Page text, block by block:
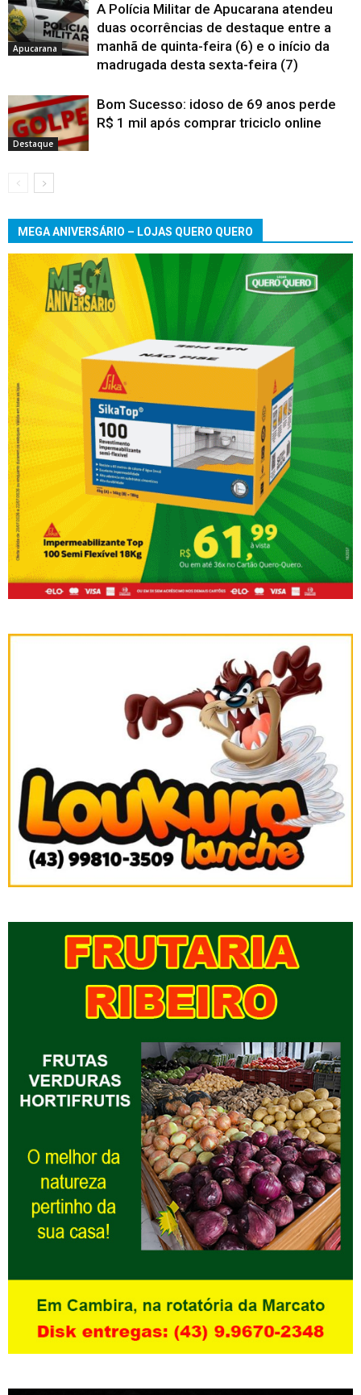
Apucarana
A Polícia Militar de Apucarana atendeu
duas ocorrências de destaque entre a
manhã de quinta-feira (6) e o início da
madrugada desta sexta-feira (7)
Destaque
Bom Sucesso: idoso de 69 anos perde
R$ 1 mil após comprar triciclo online
MEGA ANIVERSÁRIO – LOJAS QUERO QUERO